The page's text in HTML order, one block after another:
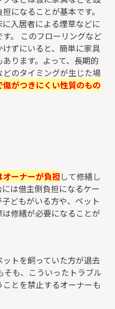
になることが基本です。
入居者による煙草などに
。 このフローリングなど
ずにいると、簡単に家具
ります。よって、長期的
のタイミングが生じた場
傷がつきにくい性質のもの
ーナーが負担 して修繕し
は借主側負担になるケー
どもがいる方や、ペット
修繕が必要になることが
トを飼っていた方が退去
そも、こういったトラブル
とを禁止するオーナーも